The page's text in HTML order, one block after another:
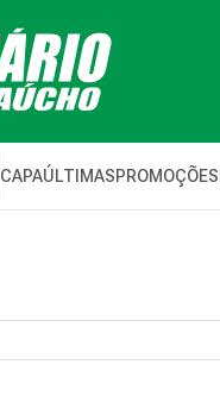
CAPAÚLTIMASPROMOÇÕES